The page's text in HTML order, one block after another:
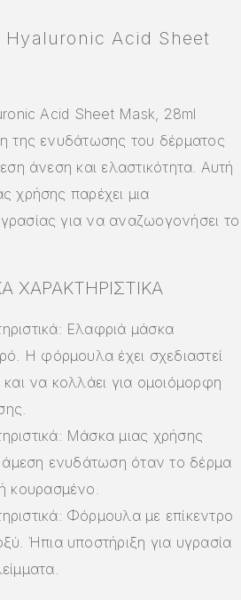
Acid Sheet
Acid Sheet Mask, 28ml
της ενυδάτωσης του δέρματος
άνεση και ελαστικότητα. Αυτή
χρήσης παρέχει μια
για να αναζωογονήσει το
ΧΑΡΑΚΤΗΡΙΣΤΙΚΆ
Ελαφριά μάσκα
Η φόρμουλα έχει σχεδιαστεί
να κολλάει για ομοιόμορφη
Μάσκα μιας χρήσης
άμεση ενυδάτωση όταν το δέρμα
κουρασμένο.
Φόρμουλα με επίκεντρο
Ήπια υποστήριξη για υγρασία